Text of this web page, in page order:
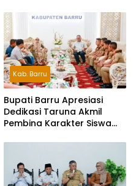
Kab. Barru
Bupati Barru Apresiasi
Dedikasi Taruna Akmil
Pembina Karakter Siswa